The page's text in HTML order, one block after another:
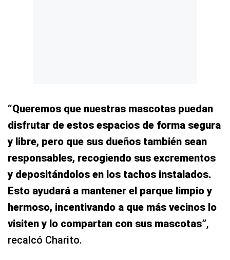
“Queremos que nuestras mascotas puedan
disfrutar de estos espacios de forma segura
y libre, pero que sus dueños también sean
responsables, recogiendo sus excrementos
y depositándolos en los tachos instalados.
Esto ayudará a mantener el parque limpio y
hermoso, incentivando a que más vecinos lo
visiten y lo compartan con sus mascotas”,
recalcó Charito.